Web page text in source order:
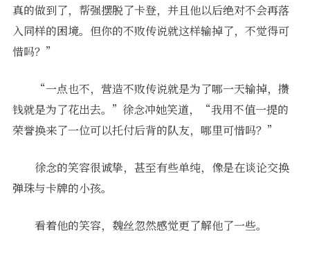
真的做到了，帮强摆脱了卡登，并且他以后绝对不会再落
入同样的困境。但你的不败传说就这样输掉了，不觉得可
惜吗？”
“一点也不，营造不败传说就是为了哪一天输掉，攒
钱就是为了花出去。”徐念冲她笑道，“我用不值一提的
荣誉换来了一位可以托付后背的队友，哪里可惜吗？”
徐念的笑容很诚挚，甚至有些单纯，像是在谈论交换
弹珠与卡牌的小孩。
看着他的笑容，魏丝忽然感觉更了解他了一些。